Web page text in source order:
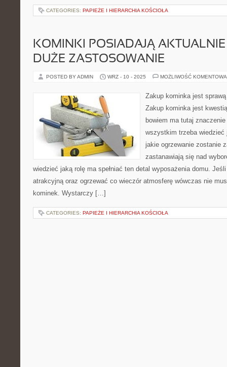
CATEGORIES: PAPIEŻE I HIERARCHIA KOŚCIOŁA
KOMINKI POSIADAJĄ
DUŻE ZASTOSOWANIE
POSTED BY ADMIN WRZ - 10 - 2025 MOŻLIWOŚĆ
Zakup kominka jest
Zakup kominka jest
bowiem ma tutaj
wszystkim trzeba wiedzieć
jakie ogrzewanie zostanie
zastanawiają się nad
wiedzieć jaką rolę ma spełniać ten detal wyposażenia domu.
atrakcyjną oraz ogrzewać co wieczór atmosferę wówczas nie
kominek. Wystarczy […]
CATEGORIES: PAPIEŻE I HIERARCHIA KOŚCIOŁA